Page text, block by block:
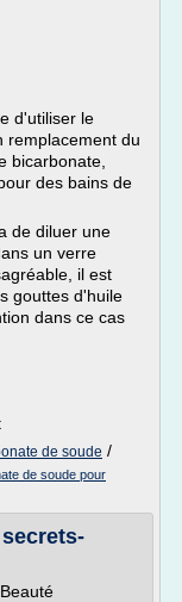
d'utiliser le
remplacement du
bicarbonate,
des bains de
de diluer une
un verre
il est
gouttes d'huile
dans ce cas
de soude /
de soude pour